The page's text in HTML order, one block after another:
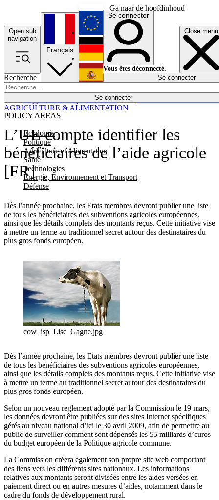
Ga naar de hoofdinhoud
Open sub
navigation
Close menu
Recherche
Se connecter
POLICY AREAS
Economie
Politique
Agriculture et Alimentation
Santé
Technologies
Energie, Environnement et Transport
Défense
Économie
Français
English
Deutsch
Español
Se connecter
Vous êtes déconnecté.
Se connecter
L’UE compte identifier les
bénéficiaires de l’aide agricole
[FR]
Dès l’année prochaine, les Etats membres devront publier une liste
de tous les bénéficiaires des subventions agricoles européennes,
ainsi que les détails complets des montants reçus. Cette initiative vise
à mettre un terme au traditionnel secret autour des destinataires du
plus gros fonds européen.
AGRICULTURE & ALIMENTATION
cow_isp_Lise_Gagne.jpg
Dès l’année prochaine, les Etats membres devront publier une liste
de tous les bénéficiaires des subventions agricoles européennes,
ainsi que les détails complets des montants reçus. Cette initiative vise
à mettre un terme au traditionnel secret autour des destinataires du
plus gros fonds européen.
Selon un nouveau règlement adopté par la Commission le 19 mars,
les données devront être publiées sur des sites Internet spécifiques
gérés au niveau national d’ici le 30 avril 2009, afin de permettre au
public de surveiller comment sont dépensés les 55 milliards d’euros
du budget européen de la Politique agricole commune.
La Commission créera également son propre site web comportant
des liens vers les différents sites nationaux. Les informations
relatives aux montants seront divisées entre les aides versées en
paiement direct ou en autres mesures d’aides, notamment dans le
cadre du fonds de développement rural.